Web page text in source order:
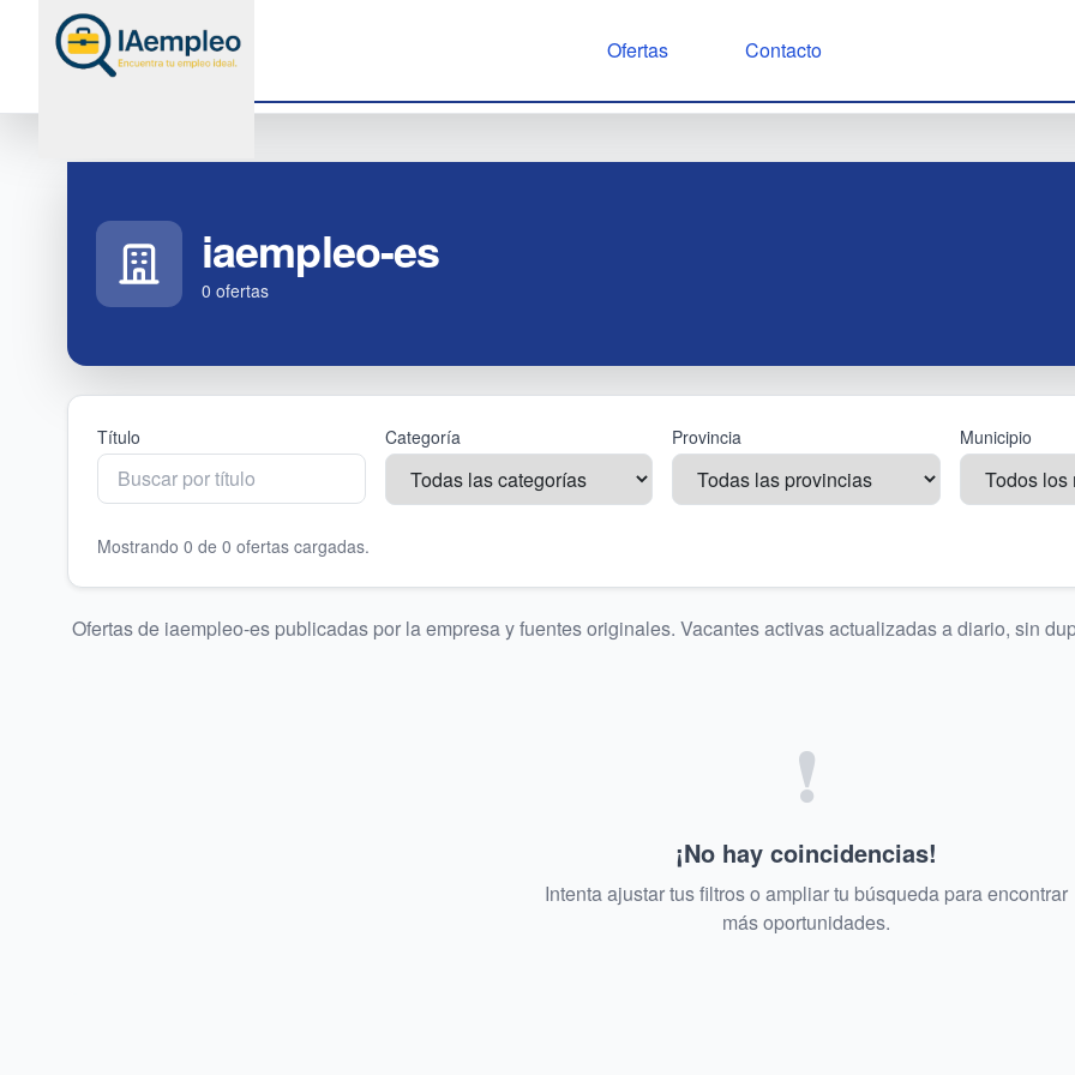
Ofertas Contacto
iaempleo-es
0 ofertas
Título Categoría Provincia Municipio
Mostrando 0 de 0 ofertas cargadas.
Ofertas de iaempleo-es publicadas por la empresa y fuentes originales. Vacantes activas actualizadas a diario, sin
❗
¡No hay coincidencias!
Intenta ajustar tus filtros o ampliar tu búsqueda para encontrar
más oportunidades.